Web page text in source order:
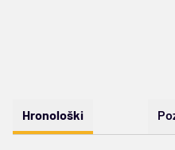
Hronološki